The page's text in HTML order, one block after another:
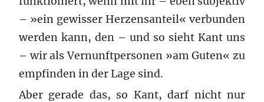
– »ein gewisser Herzensanteil« verbunden
werden kann, den – und so sieht Kant uns
– wir als Vernunftpersonen »am Guten« zu
empfinden in der Lage sind.
Aber gerade das, so Kant, darf nicht nur